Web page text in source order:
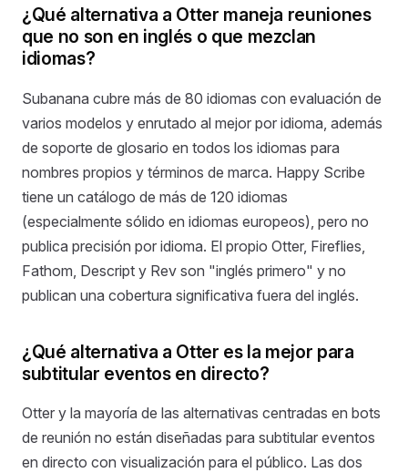
¿Qué alternativa a Otter maneja reuniones
que no son en inglés o que mezclan
idiomas?
Subanana cubre más de 80 idiomas con evaluación de
varios modelos y enrutado al mejor por idioma, además
de soporte de glosario en todos los idiomas para
nombres propios y términos de marca. Happy Scribe
tiene un catálogo de más de 120 idiomas
(especialmente sólido en idiomas europeos), pero no
publica precisión por idioma. El propio Otter, Fireflies,
Fathom, Descript y Rev son "inglés primero" y no
publican una cobertura significativa fuera del inglés.
¿Qué alternativa a Otter es la mejor para
subtitular eventos en directo?
Otter y la mayoría de las alternativas centradas en bots
de reunión no están diseñadas para subtitular eventos
en directo con visualización para el público. Las dos